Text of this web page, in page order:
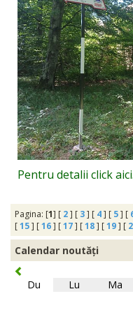
Pentru detalii click aici.
Pagina: [1] [ 2] [ 3] [ 4] [ 5] [
[15] [16] [17] [18] [19] [
Calendar noutăți
Du Lu Ma